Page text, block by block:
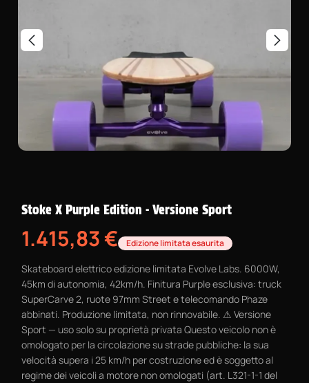
Stoke X Purple Edition - Versione Sport
1.415,83€ Edizione limitata esaurita
Skateboard elettrico edizione limitata Evolve Labs. 6000W,
45km di autonomia, 42km/h. Finitura Purple esclusiva: truck
SuperCarve 2, ruote 97mm Street e telecomando Phaze
abbinati. Produzione limitata, non rinnovabile. ⚠ Versione
Sport — uso solo su proprietà privata Questo veicolo non è
omologato per la circolazione su strade pubbliche: la sua
velocità supera i 25 km/h per costruzione ed è soggetto al
regime dei veicoli a motore non omologati (art. L321-1-1 del